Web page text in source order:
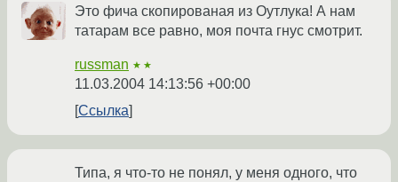
Это фича скопированая из Оутлука! А нам
татарам все равно, моя почта гнус смотрит.
russman ★★
11.03.2004 14:13:56 +00:00
Ссылка
Типа, я что-то не понял, у меня одного, что